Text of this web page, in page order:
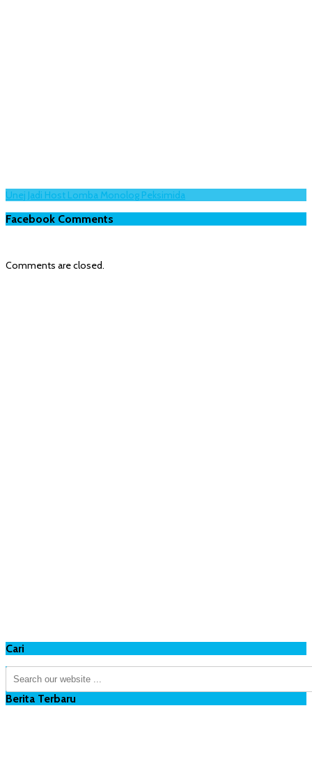
Unej Jadi Host Lomba Monolog Peksimida
Facebook Comments
Comments are closed.
Cari
Berita Terbaru